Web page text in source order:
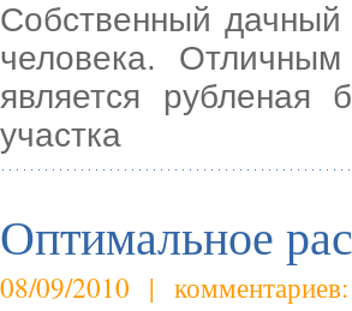
Собственный дачный
человека.
является
участка
Оптимальное
08/09/2010 |